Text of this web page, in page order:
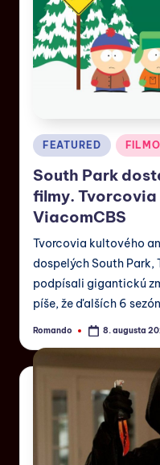
FEATURED
South Park
filmy. Tvorcovia
ViacomCBS
Tvorcovia kultového
dospelých South Park,
podpísali gigantickú
píše, že ďalších 6
Romando 8. augusta